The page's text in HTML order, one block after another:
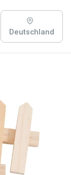
Deutschland